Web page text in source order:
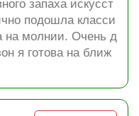
запаха искусст
подошла класси
на молнии. Очень д
я готова на ближ